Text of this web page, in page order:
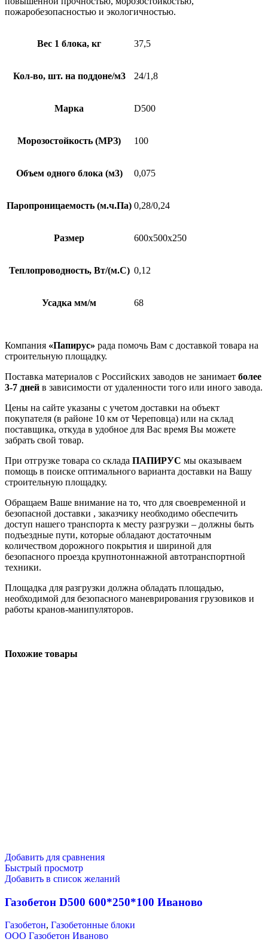
пожаробезопасностью и экологичностью.
Вес 1 блока, кг 37,5
Кол-во, шт. на поддоне/м3 24/1,8
Марка D500
Морозостойкость (МРЗ) 100
Объем одного блока (м3) 0,075
Паропроницаемость (м.ч.Па) 0,28/0,24
Размер 600х500х250
Теплопроводность, Вт/(м.С) 0,12
Усадка мм/м 68
Компания «Папирус» рада помочь Вам с доставкой товара на
строительную площадку.
Поставка материалов с Российских заводов не занимает более
3-7 дней в зависимости от удаленности того или иного завода.
Цены на сайте указаны с учетом доставки на объект
покупателя (в районе 10 км от Череповца) или на склад
поставщика, откуда в удобное для Вас время Вы можете
забрать свой товар.
При отгрузке товара со склада ПАПИРУС мы оказываем
помощь в поиске оптимального варианта доставки на Вашу
строительную площадку.
Обращаем Ваше внимание на то, что для своевременной и
безопасной доставки , заказчику необходимо обеспечить
доступ нашего транспорта к месту разгрузки – должны быть
подъездные пути, которые обладают достаточным
количеством дорожного покрытия и шириной для
безопасного проезда крупнотоннажной автотранспортной
техники.
Площадка для разгрузки должна обладать площадью,
необходимой для безопасного маневрирования грузовиков и
работы кранов-манипуляторов.
Похожие товары
Добавить для сравнения
Быстрый просмотр
Добавить в список желаний
Газобетон D500 600*250*100 Иваново
Газобетон, Газобетонные блоки
ООО Газобетон Иваново